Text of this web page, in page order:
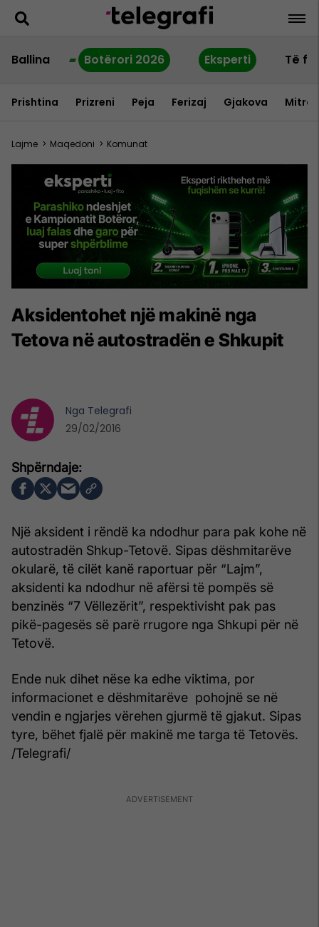
Ballina Botërori 2026 Eksperti Të
Prishtina Prizreni Peja Ferizaj Gjakova
Lajme > Maqedoni > Komunat
Aksidentohet një makinë nga
Tetova në autostradën e Shkupit
Një aksident i rëndë ka ndodhur para pak kohe në
autostradën Shkup-Tetovë. Sipas dëshmitarëve
okularë, të cilët kanë raportuar për “Lajm”,
aksidenti ka ndodhur në afërsi të pompës së
benzinës “7 Vëllezërit”, respektivisht pak pas
pikë-pagesës së parë rrugore nga Shkupi për në
Tetovë.
Ende nuk dihet nëse ka edhe viktima, por
informacionet e dëshmitarëve pohojnë se në
vendin e ngjarjes vërehen gjurmë të gjakut. Sipas
tyre, bëhet fjalë për makinë me targa të Tetovës.
/Telegrafi/
Nga Telegrafi
29/02/2016